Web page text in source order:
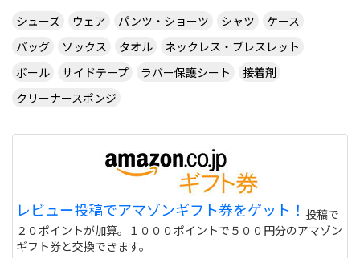
シューズ ウェア パンツ・ショーツ シャツ
ケース
バッグ
ソックス タオル
ネックレス・ブレスレット
ボール
サイドテープ ラバー保護シート
接着剤
クリーナースポンジ
レビュー投稿でアマゾンギフト券をゲット！ 投稿で
２０ポイントが加算。１０００ポイントで５００円分のアマゾン
ギフト券と交換できます。